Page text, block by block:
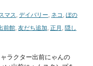
マス, デイバリー, ネコ , ぼの
前館, 友だち追加, 正月 , 隠し
ラクター出前にゃんの